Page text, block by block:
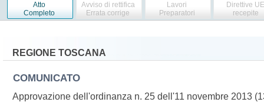
Atto
Completo
Avviso di rettifica
Errata corrige
Lavori
Preparatori
Direttive
recepite
REGIONE TOSCANA
COMUNICATO
Approvazione dell'ordinanza n. 25 dell'11 novembre 2013